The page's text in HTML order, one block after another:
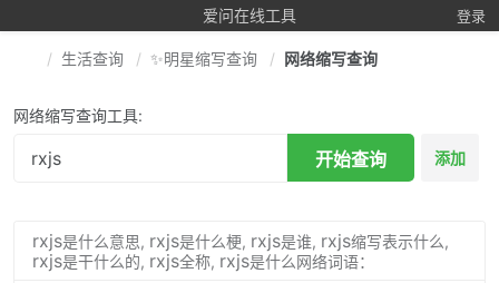
爱问在线工具 登录
生活查询 ✨明星缩写查询 网络缩写查询
网络缩写查询工具:
开始查询 添加
rxjs是什么意思, rxjs是什么梗, rxjs是谁, rxjs缩写表示什么,
rxjs是干什么的, rxjs全称, rxjs是什么网络词语：